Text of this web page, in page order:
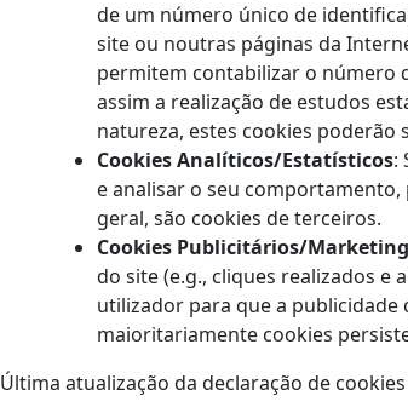
de um número único de
site ou noutras páginas da
permitem contabilizar o número
assim a realização de estudos
natureza, estes cookies
Cookies Analíticos/Estatísticos:
e analisar o seu
geral, são cookies de terceiros.
Cookies Publicitários/Marketing
do site (e.g., cliques realizados
utilizador para que a publicidade
maioritariamente cookies
Última atualização da declaração de